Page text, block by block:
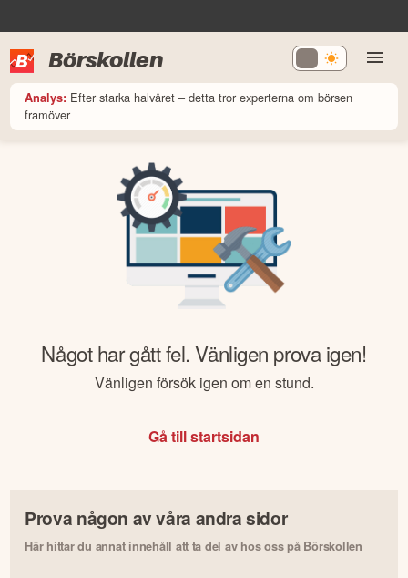
Börskollen
Analys: Efter starka halvåret – detta tror experterna om börsen
framöver
Något har gått fel. Vänligen prova igen!
Vänligen försök igen om en stund.
Gå till startsidan
Prova någon av våra andra sidor
Här hittar du annat innehåll att ta del av hos oss på Börskollen